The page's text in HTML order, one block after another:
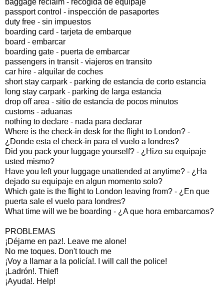
passport control - inspección de pasaportes
duty free - sin impuestos
boarding card - tarjeta de embarque
board - embarcar
boarding gate - puerta de embarcar
passengers in transit - viajeros en transito
car hire - alquilar de coches
short stay carpark - parking de estancia de corto estancia
long stay carpark - parking de larga estancia
drop off area - sitio de estancia de pocos minutos
customs - aduanas
nothing to declare - nada para declarar
Where is the check-in desk for the flight to London? -
¿Donde esta el check-in para el vuelo a londres?
Did you pack your luggage yourself? - ¿Hizo su equipaje
usted mismo?
Have you left your luggage unattended at anytime? - ¿Ha
dejado su equipaje en algun momento solo?
Which gate is the flight to London leaving from? - ¿En que
puerta sale el vuelo para londres?
What time will we be boarding - ¿A que hora embarcamos?
PROBLEMAS
¡Déjame en paz!. Leave me alone!
No me toques. Don't touch me
¡Voy a llamar a la policía!. I will call the police!
¡Ladrón!. Thief!
¡Ayuda!. Help!